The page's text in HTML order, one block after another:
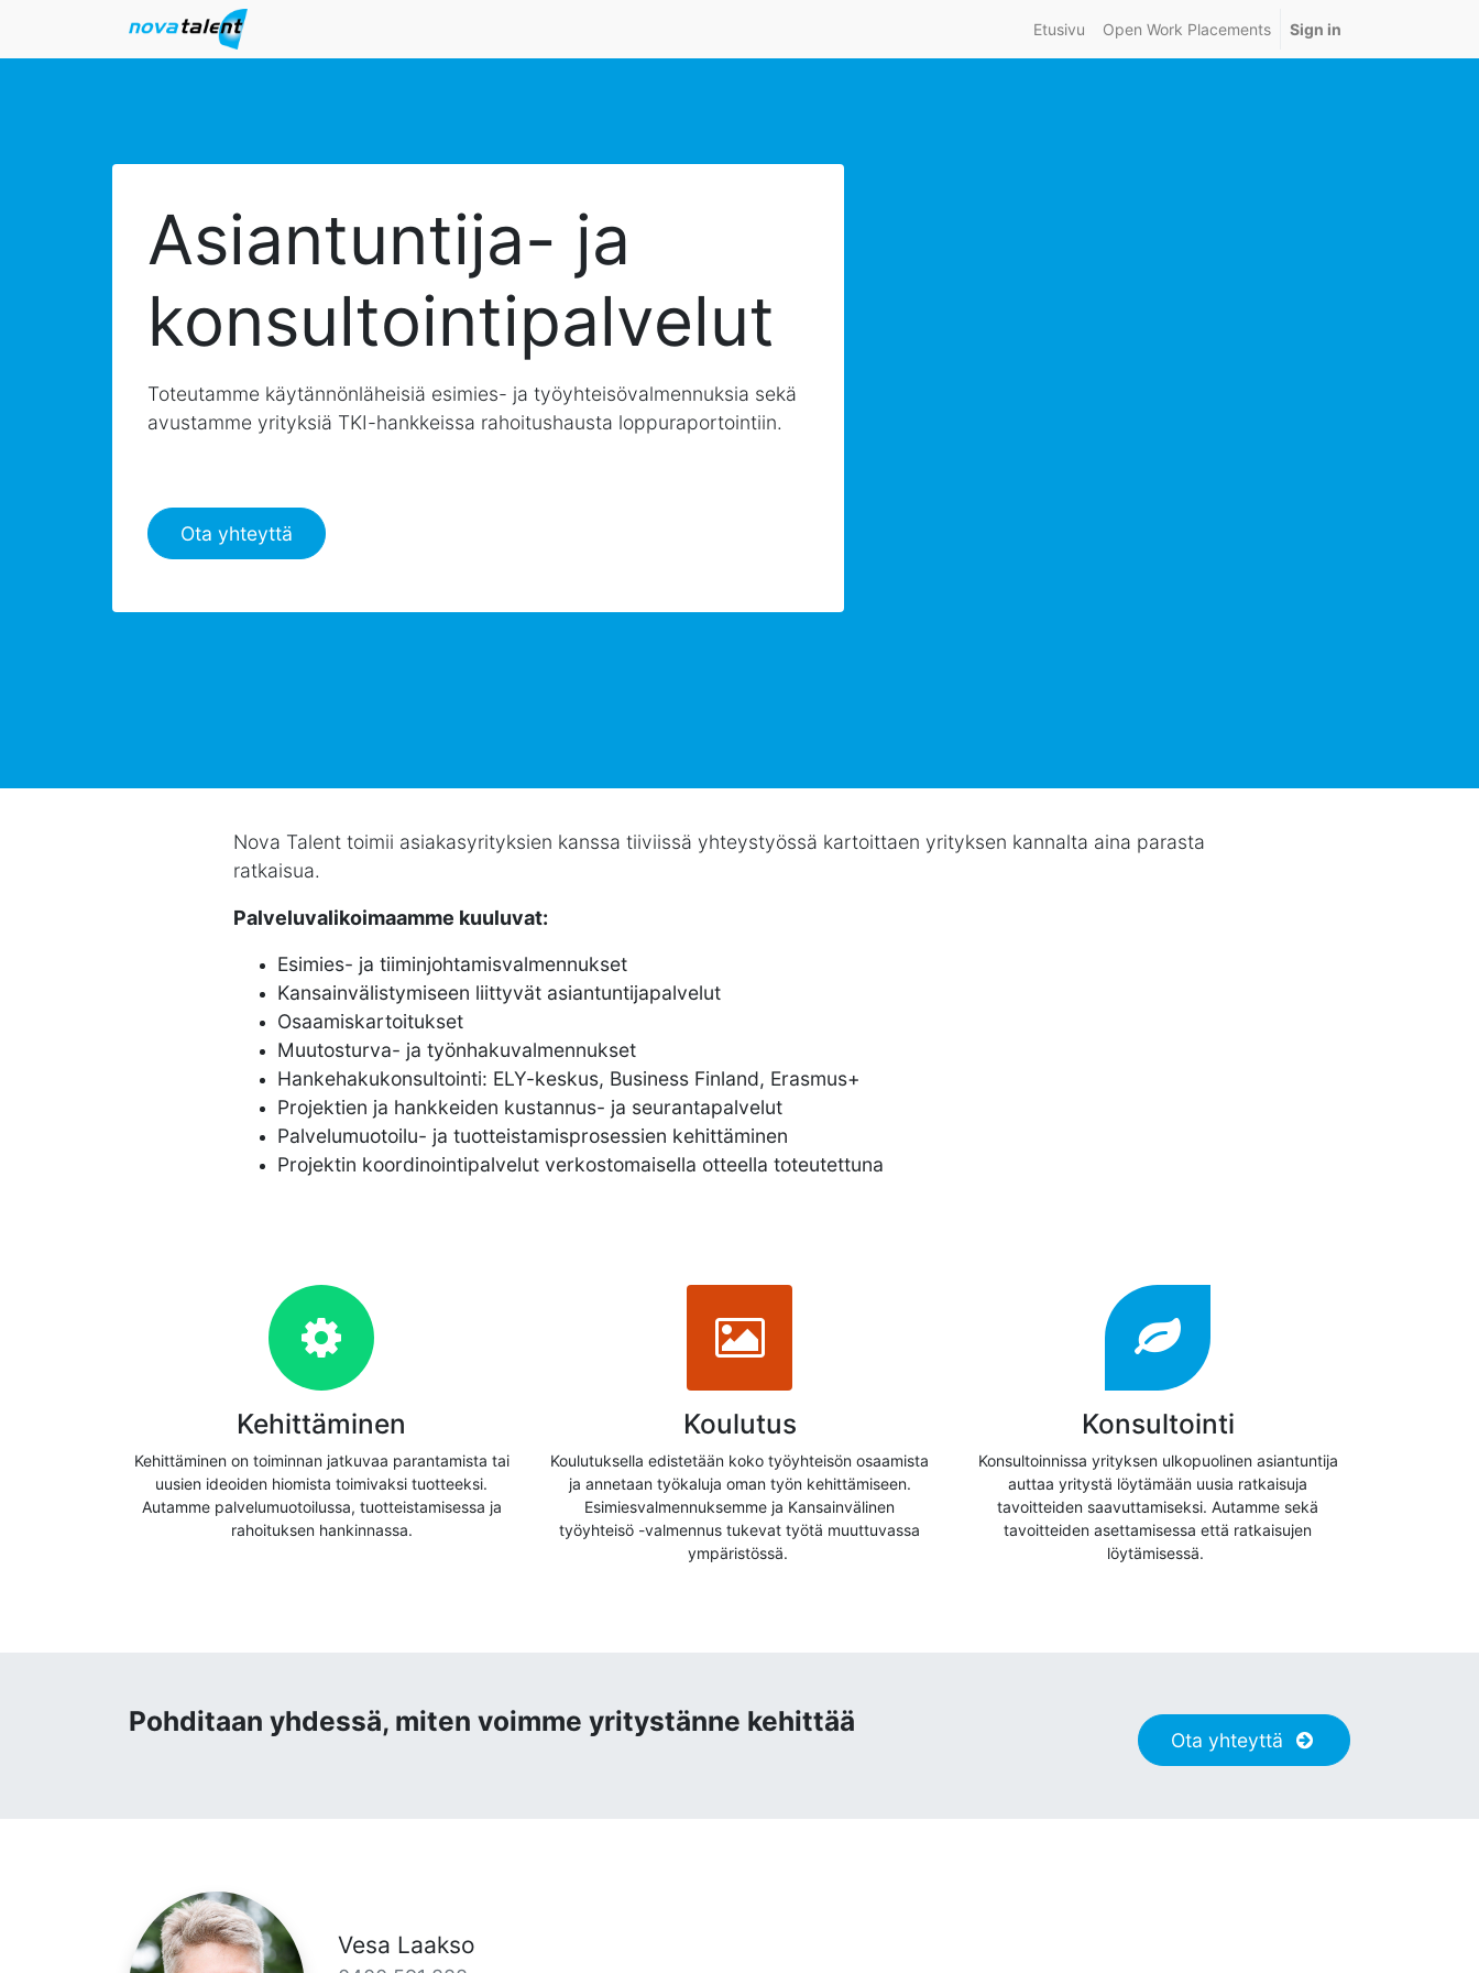
Etusivu Open Work Placements Sign in
Asiantuntija- ja
konsultointipalvelut
Toteutamme käytännönläheisiä esimies- ja työyhteisövalmennuksia sekä
avustamme yrityksiä TKI-hankkeissa rahoitushausta loppuraportointiin.
Ota yhteyttä
Nova Talent toimii asiakasyrityksien kanssa tiiviissä yhteystyössä kartoittaen yrityksen kannalta aina parasta
ratkaisua.
Palveluvalikoimaamme kuuluvat:
Esimies- ja tiiminjohtamisvalmennukset
Kansainvälistymiseen liittyvät asiantuntijapalvelut
Osaamiskartoitukset
Muutosturva- ja työnhakuvalmennukset
Hankehakukonsultointi: ELY-keskus, Business Finland, Erasmus+
Projektien ja hankkeiden kustannus- ja seurantapalvelut
Palvelumuotoilu- ja tuotteistamisprosessien kehittäminen
Projektin koordinointipalvelut verkostomaisella otteella toteutettuna
Kehittäminen
Kehittäminen on toiminnan jatkuvaa parantamista tai
uusien ideoiden hiomista toimivaksi tuotteeksi.
Autamme palvelumuotoilussa, tuotteistamisessa ja
rahoituksen hankinnassa.
Koulutus
Koulutuksella edistetään koko työyhteisön osaamista
ja annetaan työkaluja oman työn kehittämiseen.
Esimiesvalmennuksemme ja Kansainvälinen
työyhteisö -valmennus tukevat työtä muuttuvassa
ympäristössä.
Konsultointi
Konsultoinnissa yrityksen ulkopuolinen asiantuntija
auttaa yritystä löytämään uusia ratkaisuja
tavoitteiden saavuttamiseksi. Autamme sekä
tavoitteiden asettamisessa että ratkaisujen
löytämisessä.
Pohditaan yhdessä, miten voimme yritystänne kehittää
Ota yhteyttä
Vesa Laakso